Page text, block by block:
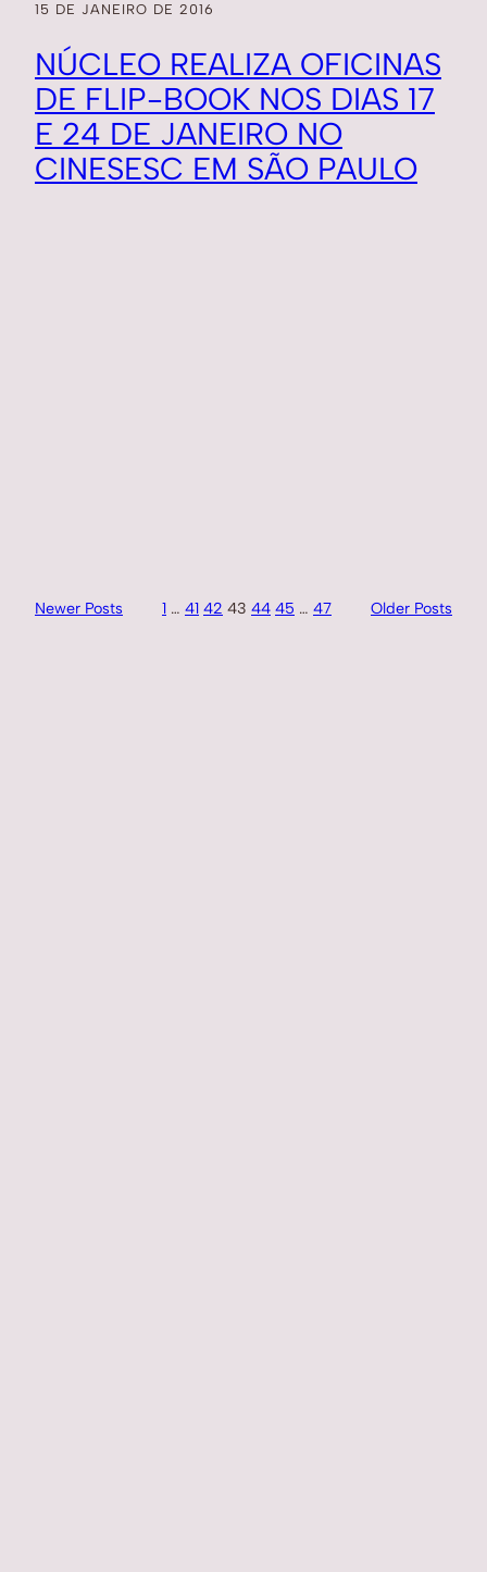
15 DE JANEIRO DE 2016
NÚCLEO REALIZA OFICINAS
DE FLIP-BOOK NOS DIAS 17
E 24 DE JANEIRO NO
CINESESC EM SÃO PAULO
Newer Posts 1 … 41 42 43 44 45 … 47 Older Posts